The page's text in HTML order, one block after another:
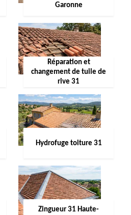
Garonne
Réparation et
changement de tuile de
rive 31
Hydrofuge toiture 31
Zingueur 31 Haute-